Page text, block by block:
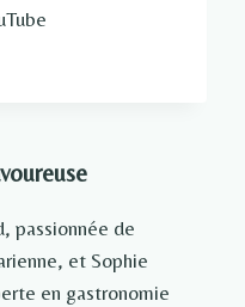
passionnée de
et Sophie
en gastronomie